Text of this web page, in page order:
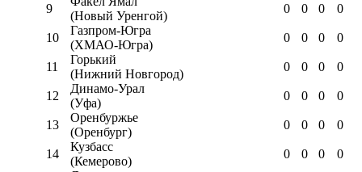
9
(Новый Уренгой)
0 0 0 0
10
Газпром-Югра
(ХМАО-Югра)
0 0 0 0
11
Горький
(Нижний Новгород)
0 0 0 0
12
Динамо-Урал
(Уфа)
0 0 0 0
13
Оренбуржье
(Оренбург)
0 0 0 0
14
Кузбасс
(Кемерово)
0 0 0 0